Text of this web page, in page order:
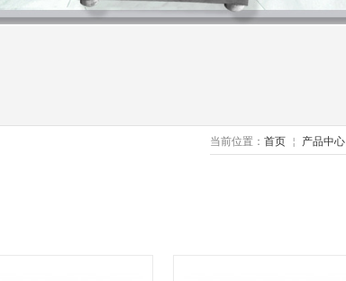
当前位置： 首页 ￤ 产品中心